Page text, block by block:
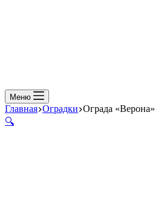
Меню
Главная Оградки Ограда «Верона»
🔍